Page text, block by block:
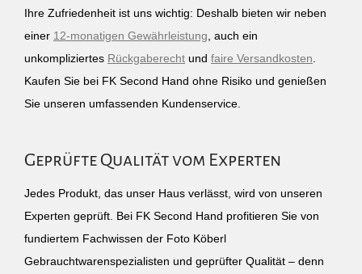
Ihre Zufriedenheit ist uns wichtig: Deshalb bieten wir neben
einer 12-monatigen Gewährleistung , auch ein
unkompliziertes Rückgaberecht und faire Versandkosten
Kaufen Sie bei FK Second Hand ohne Risiko und genießen
Sie unseren umfassenden Kundenservice.
Geprüfte Qualität vom Experten
Jedes Produkt, das unser Haus verlässt, wird von unseren
Experten geprüft. Bei FK Second Hand profitieren Sie von
fundiertem Fachwissen der Foto Köberl
Gebrauchtwarenspezialisten und geprüfter Qualität – denn